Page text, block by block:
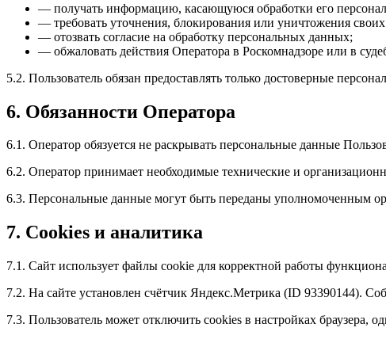
— получать информацию, касающуюся обработки его
— требовать уточнения, блокирования или уничтожения
— отозвать согласие на обработку персональных данных;
— обжаловать действия Оператора в Роскомнадзоре или в
5.2. Пользователь обязан предоставлять только достоверные
6. Обязанности Оператора
6.1. Оператор обязуется не раскрывать персональные данные
6.2. Оператор принимает необходимые технические и
6.3. Персональные данные могут быть переданы уполномоченным
7. Cookies и аналитика
7.1. Сайт использует файлы cookie для корректной работы
7.2. На сайте установлен счётчик Яндекс.Метрика (ID 93390144).
7.3. Пользователь может отключить cookies в настройках браузера,